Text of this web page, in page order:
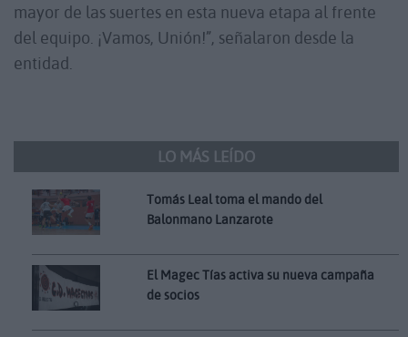
mayor de las suertes en esta nueva etapa al frente
del equipo. ¡Vamos, Unión!”, señalaron desde la
entidad.
LO MÁS LEÍDO
Tomás Leal toma el mando del
Balonmano Lanzarote
El Magec Tías activa su nueva campaña
de socios